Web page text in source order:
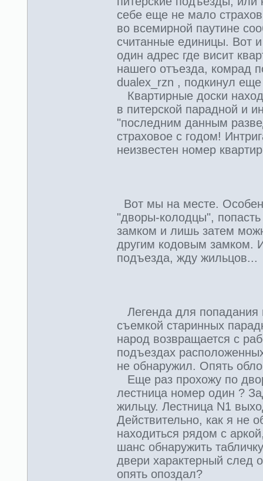
себе еще не мало
во всемирной паутине
считанные единицы. Вот
один адрес где висит
нашего отъезда, комрад
dualex_rzn , подкинул
Квартирные доски
в питерской парадной и
"последним данным
страховое с годом!
неизвестен номер
Вот мы на месте.
"дворы-колодцы",
замком и лишь затем
другим кодовым замком.
подъезда, жду жильцов...
Легенда для попадания
съемкой старинных
народ возвращается с
подъездах
не обнаружил. Опять
Еще раз прохожу по
лестница номер один ?
жильцу. Лестница N1
Действительно, как я не
находиться рядом с
шанс обнаружить
двери характерный след
опять опоздал?